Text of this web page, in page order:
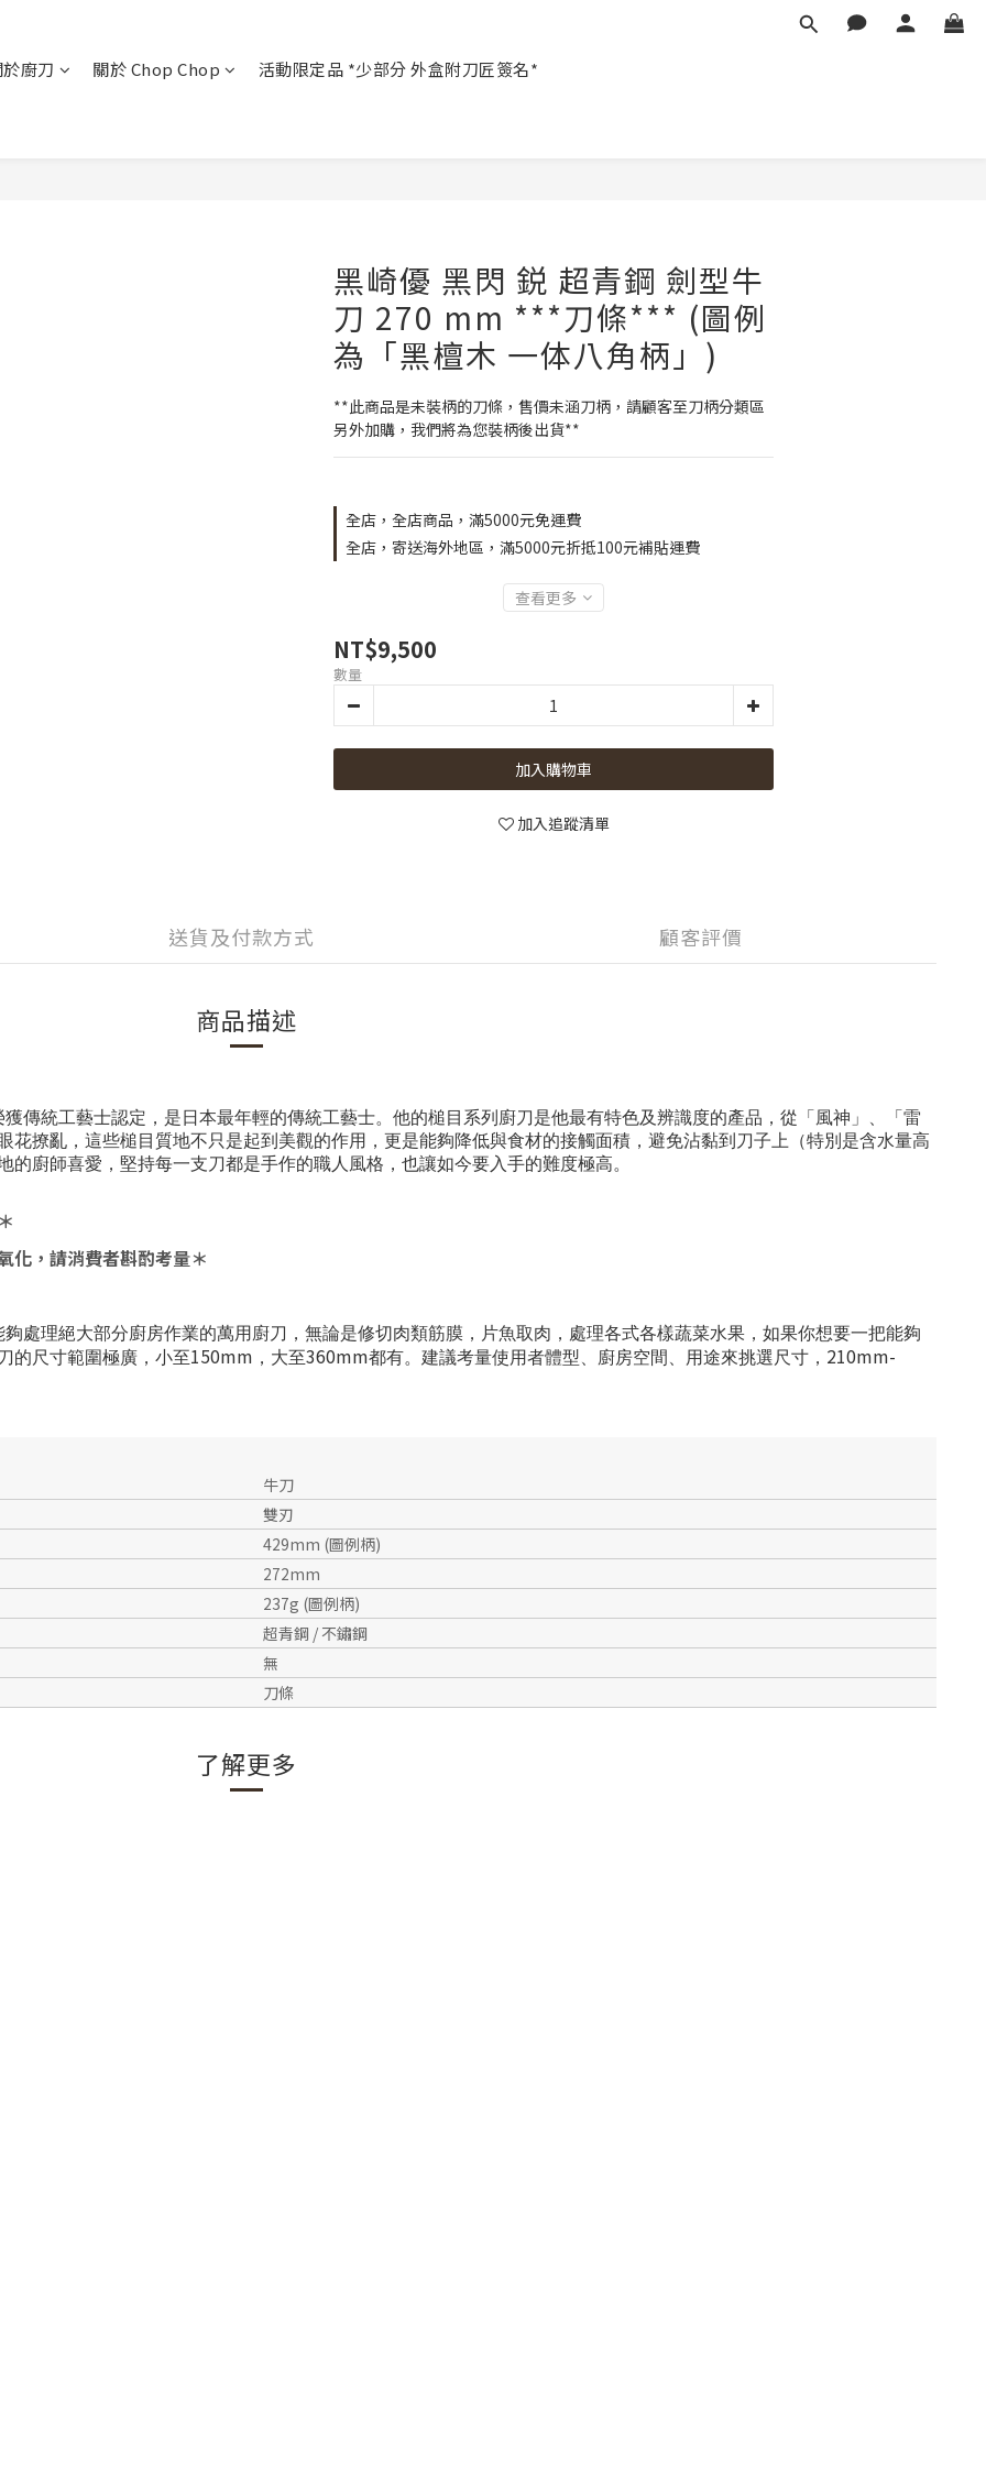
廚刀 關於 Chop Chop 活動限定品 *少部分 外盒附刀匠簽名*
黑崎優 黑閃 鋭 超青鋼 劍型牛
刀 270 mm ***刀條*** (圖例
為「黑檀木 一体八角柄」)
**此商品是未裝柄的刀條，售價未涵刀柄，請顧客至刀柄分類區
另外加購，我們將為您裝柄後出貨**
全店，全店商品，滿5000元免運費
全店，寄送海外地區，滿5000元折抵100元補貼運費
查看更多
NT$9,500
數量
加入購物車
加入追蹤清單
送貨及付款方式 顧客評價
商品描述
獲傳統工藝士認定，是日本最年輕的傳統工藝士。他的槌目系列廚刀是他最有特色及辨識度的產品，從「風神」、「雷
花撩亂，這些槌目質地不只是起到美觀的作用，更是能夠降低與食材的接觸面積，避免沾黏到刀子上（特別是含水量高
廚師喜愛，堅持每一支刀都是手作的職人風格，也讓如今要入手的難度極高。
化，請消費者斟酌考量＊
夠處理絕大部分廚房作業的萬用廚刀，無論是修切肉類筋膜，片魚取肉，處理各式各樣蔬菜水果，如果你想要一把能夠
的尺寸範圍極廣，小至150mm ，大至360mm都有。建議考量使用者體型、廚房空間、用途來挑選尺寸， 210mm-
牛刀
雙刃
429mm (圖例柄)
272mm
237g (圖例柄)
超青鋼 / 不鏽鋼
無
刀條
了解更多